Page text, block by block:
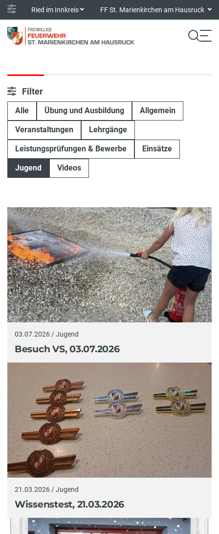
Ried im Innkreis FF St. Marienkirchen am Hausruck
Filter
Alle Übung und Ausbildung Allgemein
Veranstaltungen Lehrgänge
Leistungsprüfungen & Bewerbe Einsätze
Jugend Videos
03.07.2026 / Jugend
Besuch VS, 03.07.2026
21.03.2026 / Jugend
Wissenstest, 21.03.2026